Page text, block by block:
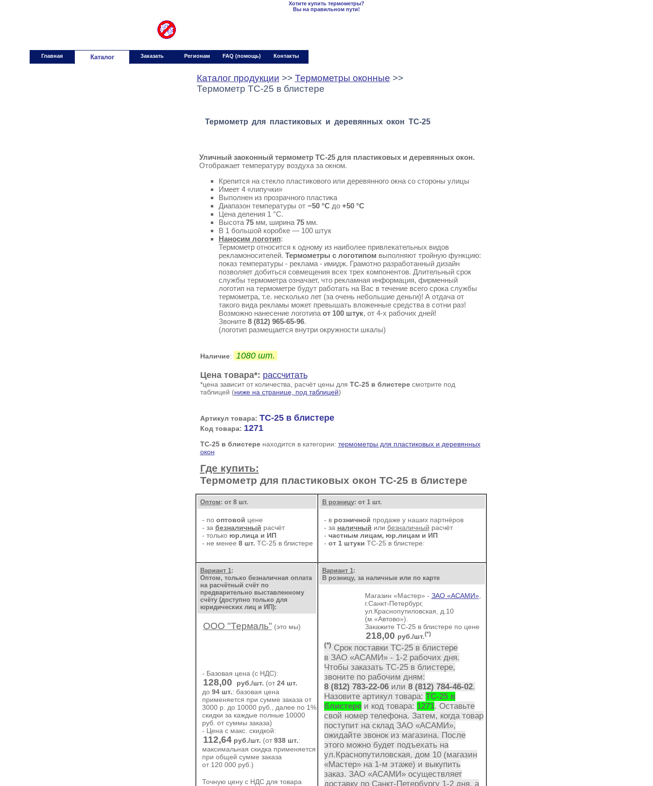
Хотите купить термометры?
Вы на правильном пути!
Главная Каталог Заказать Регионам FAQ (помощь) Контакты
Каталог продукции >> Термометры оконные >>
Термометр ТС-25 в блистере
Термометр для пластиковых и деревянных окон ТС-25
Уличный заоконный термометр ТС-25 для пластиковых и деревянных окон.
Отображает температуру воздуха за окном.
Крепится на стекло пластикового или деревянного окна со стороны улицы
Имеет 4 «липучки»
Выполнен из прозрачного пластика
Диапазон температуры от −50 °C до +50 °C
Цена деления 1 °C.
Высота 75мм, ширина 75мм.
В 1 большой коробке — 100 штук
Наносим логотип:
Термометр относится к одному из наиболее привлекательных видов
рекламоносителей. Термометры с логотипом выполняют тройную функцию:
показ температуры - реклама - имидж. Грамотно разработанный дизайн
позволяет добиться совмещения всех трех компонентов. Длительный срок
службы термометра означает, что рекламная информация, фирменный
логотип на термометре будут работать на Вас в течение всего срока службы
термометра, т.е. несколько лет (за очень небольшие деньги)! А отдача от
такого вида рекламы может превышать вложенные средства в сотни раз!
Возможно нанесение логотипа от 100 штук, от 4-х рабочих дней!
Звоните 8 (812) 965-65-96.
(логотип размещается внутри окружности шкалы)
Наличие: 1080 шт.
Цена товара*: рассчитать
*цена зависит от количества, расчёт цены для ТС-25 в блистересмотрите под
таблицей (ниже на странице, под таблицей)
Артикул товара: ТС-25 в блистере
Код товара: 1271
ТС-25 в блистеренаходится в категории: термометры для пластиковых и деревянных
окон
Где купить:
Термометр для пластиковых окон ТС-25 в блистере
Оптом: от 8 шт.
- по оптовой цене
- за безналичный расчёт
- только юр.лица и ИП
- не менее 8 шт. ТС-25 в блистере
В розницу: от 1 шт.
- в розничной продаже у наших партнёров
- за наличный или безналичный расчёт
- частным лицам, юр.лицам и ИП
- от 1 штуки ТС-25 в блистере:
Вариант 1:
Оптом, только безналичная оплата
на расчётный счёт по
предварительно выставленному
счёту (доступно только для
юридических лиц и ИП):
ООО "Термаль" (это мы)
- Базовая цена (с НДС):
128,00 руб./шт. (от24 шт.
до 94 шт.: базовая цена
применяется при сумме заказа от
3000 р. до 10000 руб., далее по 1%
скидки за каждые полные 10000
руб. от суммы заказа)
- Цена с макс. скидкой:
112,64руб./шт. (от938 шт.:
максимальная скидка применяется
при общей сумме заказа
от 120 000 руб. )
Точную цену с НДС для товара
Вариант 1:
В розницу, за наличные или по карте
Магазин «Мастер» - ЗАО «АСАМИ»,
г.Санкт-Петербург,
ул.Краснопутиловская, д.10
(м.«Автово»).
Закажите ТС-25 в блистере по цене
218,00 руб./шт.(*)
(*) Срок поставки ТС-25 в блистере
в ЗАО «АСАМИ»- 1-2 рабочих дня.
Чтобы заказать ТС-25 в блистере,
звоните по рабочим дням:
8 (812) 783-22-06или 8 (812) 784-46-02.
Назовите артикул товара: ТС-25 в
блистереи код товара: 1271. Оставьте
свой номер телефона. Затем, когда товар
поступит на склад ЗАО «АСАМИ»,
ожидайте звонок из магазина. После
этого можно будет подъехать на
ул.Краснопутиловская, дом 10 (магазин
«Мастер» на 1-м этаже) и выкупить
заказ. ЗАО «АСАМИ»осуществляет
доставку по Санкт-Петербургу 1-2 дня, а